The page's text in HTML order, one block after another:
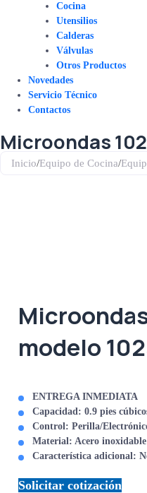
Cocina
Utensilios
Calderas
Válvulas
Otros Productos
Novedades
Servicio Técnico
Contactos
Microondas
Inicio/Equipo de Cocina/
modelo
ENTREGA INMEDIATA
Capacidad: 0.9 pies
Control: Perilla/
Material: Acero inoxidable
Característica adicional:
Solicitar cotización